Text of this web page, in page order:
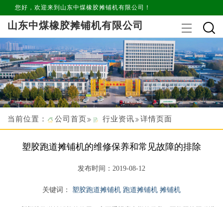
您好，欢迎来到山东中煤橡胶摊铺机有限公司！
山东中煤橡胶摊铺机有限公司
当前位置： 公司首页 行业资讯 详情页面
塑胶跑道摊铺机的维修保养和常见故障的排除
发布时间：2019-08-12
关键词： 塑胶跑道摊铺机 跑道摊铺机 摊铺机